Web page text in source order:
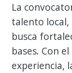
La
talento
busca
bases. Con
experiencia,